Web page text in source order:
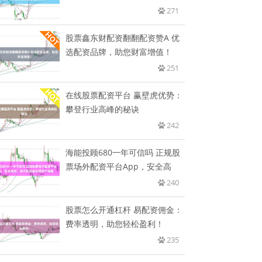
271
股票鑫东财配资翻翻配资赞A 优
选配资品牌，助您财富增值！
251
在线股票配资平台 赢壁虎优势：
攀登行业高峰的秘诀
242
海能投顾680一年可信吗 正规股
票场外配资平台App，安全高
240
股票怎么开通杠杆 易配资佣金：
费率透明，助您轻松盈利！
235